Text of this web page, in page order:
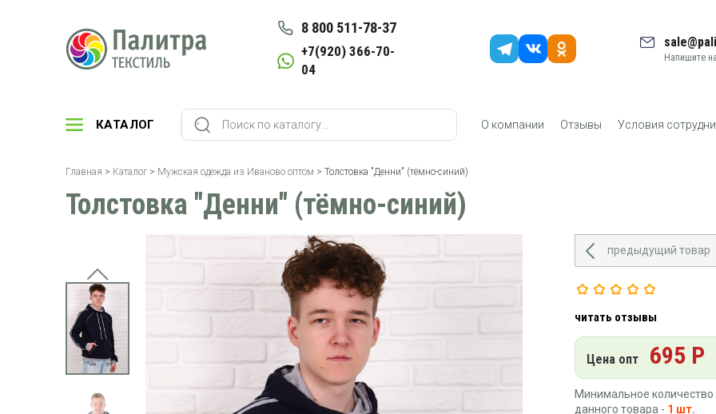
8 800 511-78-37
+7(920) 366-70-
04
Напишите
КАТАЛОГ О компании Отзывы Условия
Главная > Каталог > Мужская одежда из Иваново оптом > Толстовка "Денни" (тёмно-синий)
Толстовка "Денни" (тёмно-синий)
предыдущий товар
читать отзывы
Цена опт 695 Р
Минимальное количество
данного товара - 1 шт.